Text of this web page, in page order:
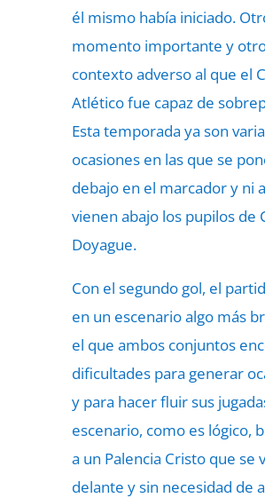
él mismo había iniciado.
momento importante y
contexto adverso al que el
Atlético fue capaz de
Esta temporada ya son
ocasiones en las que se
debajo en el marcador y ni
vienen abajo los pupilos de
Doyague.
Con el segundo gol, el
en un escenario algo más
el que ambos conjuntos
dificultades para generar
y para hacer fluir sus
escenario, como es lógico,
a un Palencia Cristo que se
delante y sin necesidad de